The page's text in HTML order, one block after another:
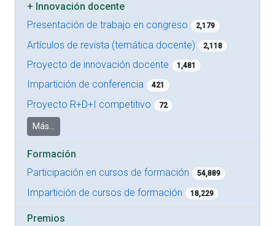
+ Innovación docente
Presentación de trabajo en congreso
2,179
Artículos de revista (temática docente) 2,118
Proyecto de innovación docente 1,481
Impartición de conferencia 421
Proyecto R+D+I competitivo 72
Más...
Formación
Participación en cursos de formación
54,889
Impartición de cursos de formación 18,229
Premios